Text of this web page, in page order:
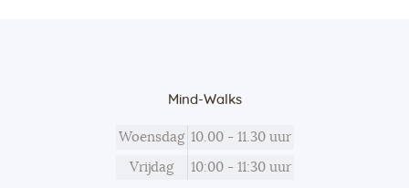
Mind-Walks
Woensdag 10.00 - 11.30 uur
Vrijdag 10:00 - 11:30 uur